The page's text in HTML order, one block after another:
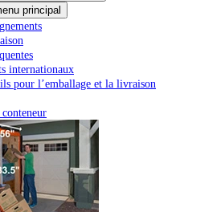
principal
internationaux
pour l’emballage et la livraison